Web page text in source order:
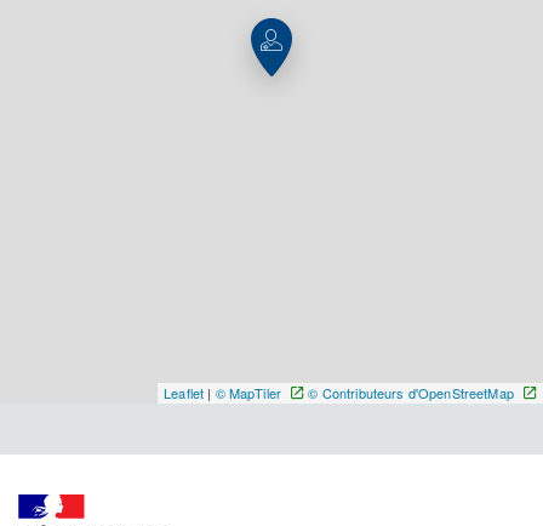
Leaflet | © MapTiler © Contributeurs d'OpenStreetMap